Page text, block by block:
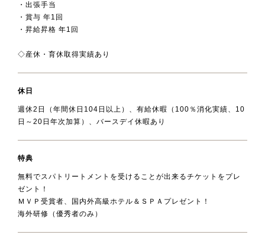
・出張手当
・賞与 年1回
・昇給昇格 年1回
◇産休・育休取得実績あり
休日
週休2日（年間休日104日以上）、有給休暇（100％消化実績、10
日～20日年次加算）、バースデイ休暇あり
特典
無料でスパトリートメントを受けることが出来るチケットをプレ
ゼント！
ＭＶＰ受賞者、国内外高級ホテル＆ＳＰＡプレゼント！
海外研修（優秀者のみ）